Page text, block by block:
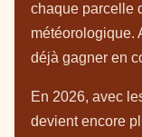
chaque parcelle
météorologique.
déjà gagner en
En 2026, avec
devient encore